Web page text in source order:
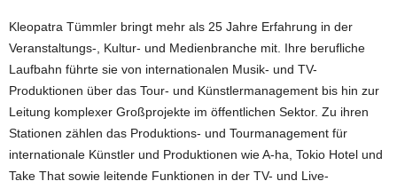
Kleopatra Tümmler bringt mehr als 25 Jahre Erfahrung in der
Veranstaltungs-, Kultur- und Medienbranche mit. Ihre berufliche
Laufbahn führte sie von internationalen Musik- und TV-
Produktionen über das Tour- und Künstlermanagement bis hin zur
Leitung komplexer Großprojekte im öffentlichen Sektor. Zu ihren
Stationen zählen das Produktions- und Tourmanagement für
internationale Künstler und Produktionen wie A-ha, Tokio Hotel und
Take That sowie leitende Funktionen in der TV- und Live-